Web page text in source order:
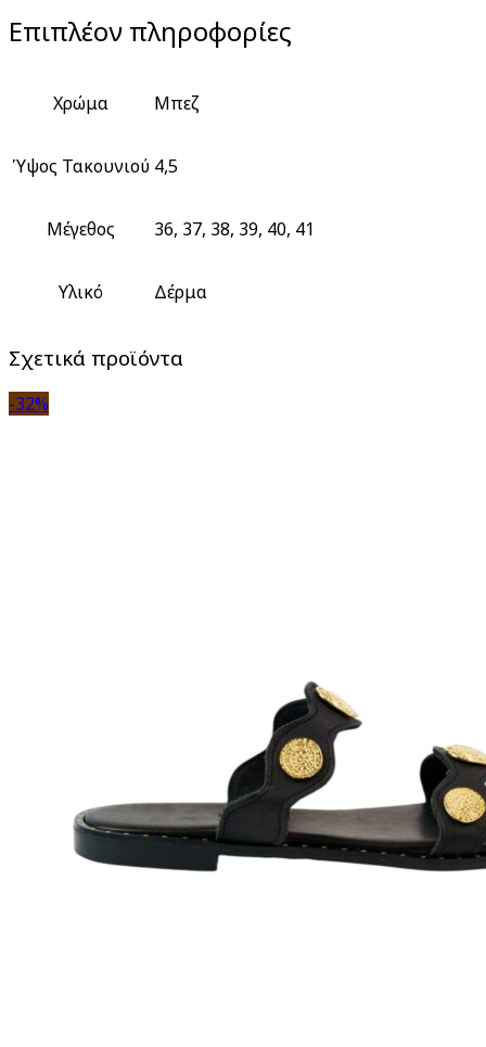
Επιπλέον πληροφορίες
Χρώμα Μπεζ
Ύψος Τακουνιού 4,5
Μέγεθος 36, 37, 38, 39, 40, 41
Υλικό Δέρμα
Σχετικά προϊόντα
-32%